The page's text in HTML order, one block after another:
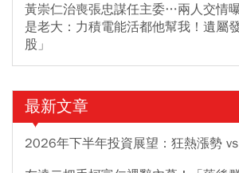
黃崇仁治喪張忠謀任主委…兩人交情
是老大：力積電能活都他幫我！遺屬
股」
最新文章
2026年下半年投資展望：狂熱漲勢